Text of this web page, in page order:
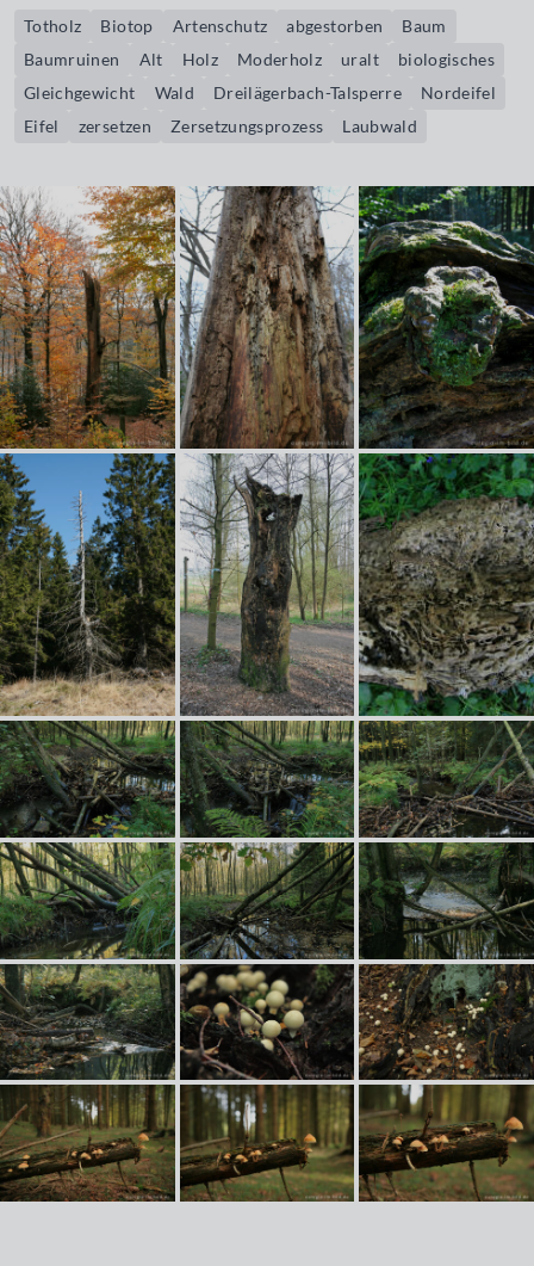
Totholz Biotop Artenschutz abgestorben
Baum
Baumruinen
Alt Holz Moderholz uralt
biologisches
Gleichgewicht
Wald Dreilägerbach-Talsperre
Nordeifel
Eifel
zersetzen Zersetzungsprozess Laubwald